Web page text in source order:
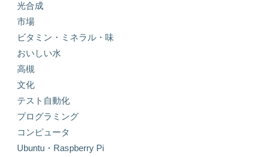
光合成
市場
ビタミン・ミネラル・味
おいしい水
高槻
文化
テスト自動化
プログラミング
コンピュータ
Ubuntu・Raspberry Pi